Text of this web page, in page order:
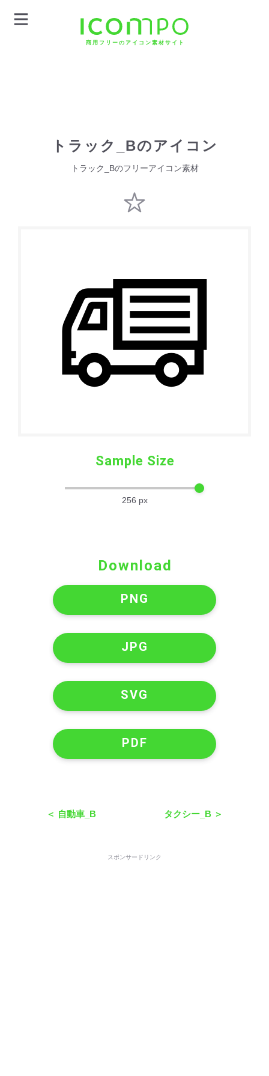
商用フリーのアイコン素材サイト
トラック_Bのアイコン
トラック_Bのフリーアイコン素材
Sample Size
256 px
Download
PNG
JPG
SVG
PDF
＜ 自動車_B タクシー_B ＞
スポンサードリンク